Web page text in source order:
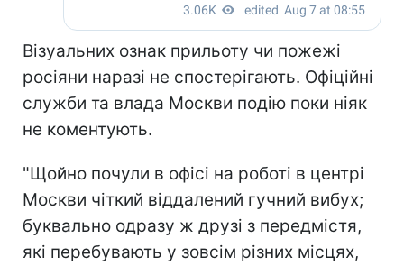
Візуальних ознак прильоту чи пожежі
росіяни наразі не спостерігають. Офіційні
служби та влада Москви подію поки ніяк
не коментують.
"Щойно почули в офісі на роботі в центрі
Москви чіткий віддалений гучний вибух;
буквально одразу ж друзі з передмістя,
які перебувають у зовсім різних місцях,